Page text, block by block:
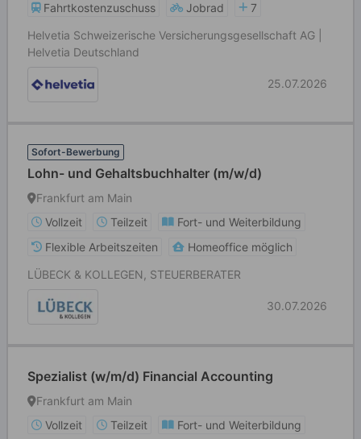
Fahrtkostenzuschuss
Jobrad
7
Helvetia Schweizerische Versicherungsgesellschaft AG |
Helvetia Deutschland
25.07.2026
Sofort-Bewerbung
Lohn- und Gehaltsbuchhalter (m/w/d)
Frankfurt am Main
Vollzeit
Teilzeit
Fort- und Weiterbildung
Flexible Arbeitszeiten
Homeoffice möglich
LÜBECK & KOLLEGEN, STEUERBERATER
30.07.2026
Spezialist (w/m/d) Financial Accounting
Frankfurt am Main
Vollzeit
Teilzeit
Fort- und Weiterbildung